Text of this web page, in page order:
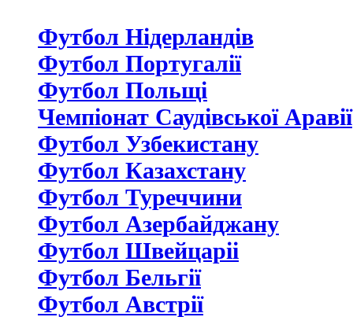
Футбол Нідерландiв
Футбол Португалії
Футбол Польщі
Чемпіонат Саудівської Аравії
Футбол Узбекистану
Футбол Казахстану
Футбол Туреччини
Футбол Азербайджану
Футбол Швейцаріі
Футбол Бельгії
Футбол Австрії